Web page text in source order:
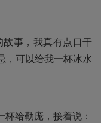
故事，我真有点口干
，可以给我一杯冰水
给勒庞，接着说：